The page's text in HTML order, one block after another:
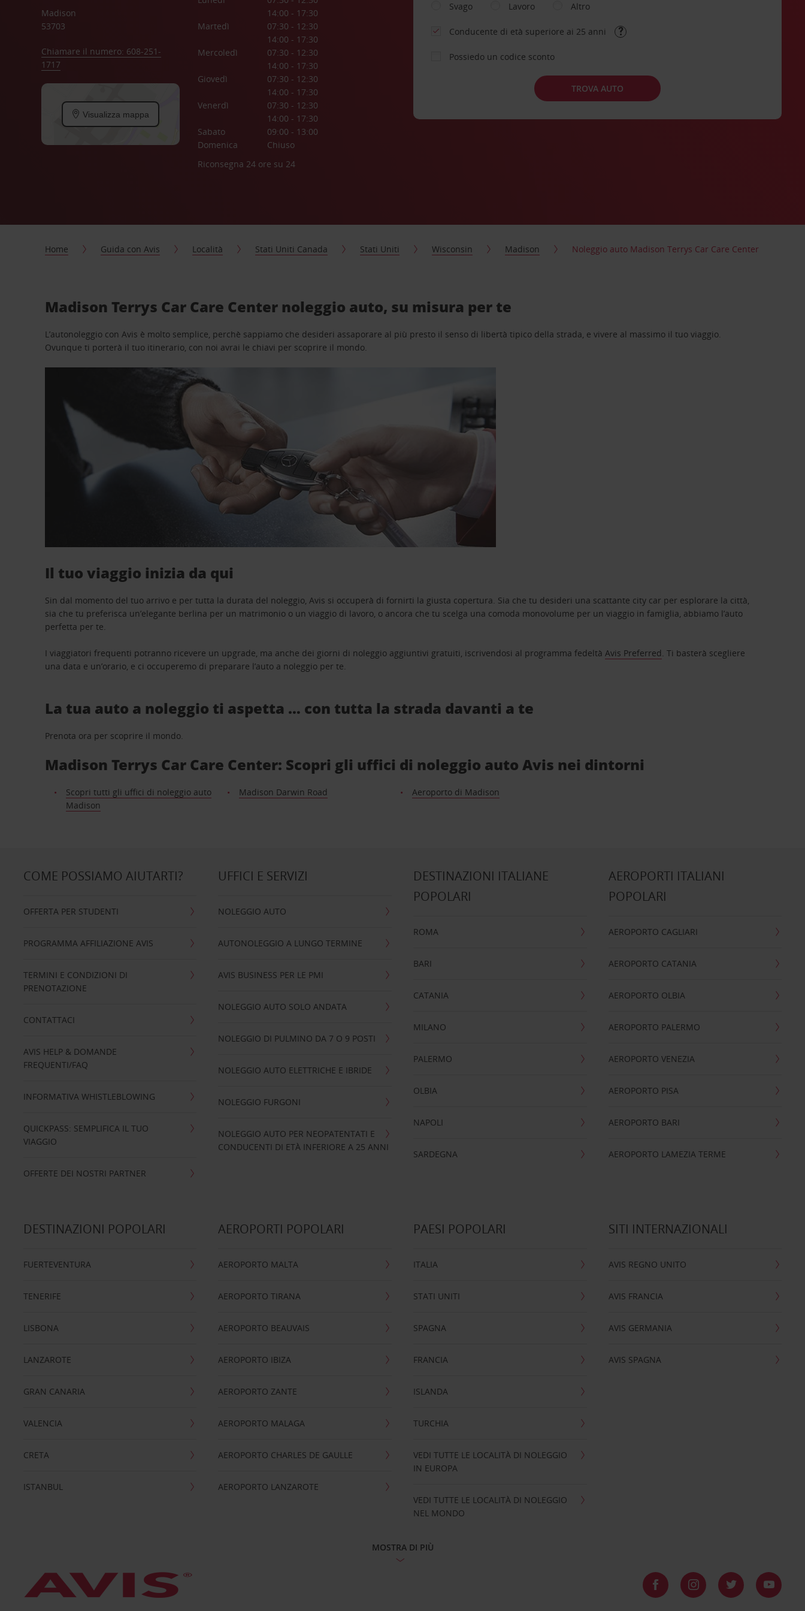
Madison
53703
Chiamare il numero: 608-251-
1717
Visualizza mappa
14:00 - 17:30
Martedì
07:30 - 12:30
14:00 - 17:30
Mercoledì
07:30 - 12:30
14:00 - 17:30
Giovedì
07:30 - 12:30
14:00 - 17:30
Venerdì
07:30 - 12:30
14:00 - 17:30
Sabato
09:00 - 13:00
Domenica
Chiuso
Riconsegna 24 ore su 24
Svago
Lavoro Altro
Conducente di età superiore ai 25 anni
Possiedo un codice sconto
TROVA AUTO
Home Guida con Avis Località Stati Uniti Canada Stati Uniti Wisconsin Madison Noleggio auto Madison Terrys Car Care Center
Madison Terrys Car Care Center noleggio auto, su misura per te
L’autonoleggio con Avis è molto semplice, perchè sappiamo che desideri assaporare al più presto il senso di libertà tipico della strada, e vivere al massimo il tuo viaggio.
Ovunque ti porterà il tuo itinerario, con noi avrai le chiavi per scoprire il mondo.
Il tuo viaggio inizia da qui
Sin dal momento del tuo arrivo e per tutta la durata del noleggio, Avis si occuperà di fornirti la giusta copertura. Sia che tu desideri una scattante city car per esplorare la città,
sia che tu preferisca un’elegante berlina per un matrimonio o un viaggio di lavoro, o ancora che tu scelga una comoda monovolume per un viaggio in famiglia, abbiamo l’auto
perfetta per te.
I viaggiatori frequenti potranno ricevere un upgrade, ma anche dei giorni di noleggio aggiuntivi gratuiti, iscrivendosi al programma fedeltàAvis Preferred. Ti basterà scegliere
una data e un’orario, e ci occuperemo di preparare l’auto a noleggio per te.
La tua auto a noleggio ti aspetta … con tutta la strada davanti a te
Prenota ora per scoprire il mondo.
Madison Terrys Car Care Center: Scopri gli uffici di noleggio auto Avis nei dintorni
Scopri tutti gli uffici di noleggio auto
Madison
Madison Darwin Road Aeroporto di Madison
COME POSSIAMO AIUTARTI?
OFFERTA PER STUDENTI
PROGRAMMA AFFILIAZIONE AVIS
TERMINI E CONDIZIONI DI
PRENOTAZIONE
CONTATTACI
AVIS HELP & DOMANDE
FREQUENTI/FAQ
INFORMATIVA WHISTLEBLOWING
QUICKPASS: SEMPLIFICA IL TUO
VIAGGIO
OFFERTE DEI NOSTRI PARTNER
UFFICI E SERVIZI
NOLEGGIO AUTO
AUTONOLEGGIO A LUNGO TERMINE
AVIS BUSINESS PER LE PMI
NOLEGGIO AUTO SOLO ANDATA
NOLEGGIO DI PULMINO DA 7 O 9 POSTI
NOLEGGIO AUTO ELETTRICHE E IBRIDE
NOLEGGIO FURGONI
NOLEGGIO AUTO PER NEOPATENTATI E
CONDUCENTI DI ETÀ INFERIORE A 25 ANNI
DESTINAZIONI ITALIANE
POPOLARI
ROMA
BARI
CATANIA
MILANO
PALERMO
OLBIA
NAPOLI
SARDEGNA
AEROPORTI ITALIANI
POPOLARI
AEROPORTO CAGLIARI
AEROPORTO CATANIA
AEROPORTO OLBIA
AEROPORTO PALERMO
AEROPORTO VENEZIA
AEROPORTO PISA
AEROPORTO BARI
AEROPORTO LAMEZIA TERME
DESTINAZIONI POPOLARI
FUERTEVENTURA
TENERIFE
LISBONA
LANZAROTE
GRAN CANARIA
VALENCIA
CRETA
ISTANBUL
AEROPORTI POPOLARI
AEROPORTO MALTA
AEROPORTO TIRANA
AEROPORTO BEAUVAIS
AEROPORTO IBIZA
AEROPORTO ZANTE
AEROPORTO MALAGA
AEROPORTO CHARLES DE GAULLE
AEROPORTO LANZAROTE
PAESI POPOLARI
ITALIA
STATI UNITI
SPAGNA
FRANCIA
ISLANDA
TURCHIA
VEDI TUTTE LE LOCALITÀ DI NOLEGGIO
IN EUROPA
VEDI TUTTE LE LOCALITÀ DI NOLEGGIO
NEL MONDO
SITI INTERNAZIONALI
AVIS REGNO UNITO
AVIS FRANCIA
AVIS GERMANIA
AVIS SPAGNA
MOSTRA DI PIÙ